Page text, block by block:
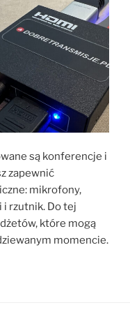
są konferencje i
zapewnić
mikrofony,
i rzutnik. Do tej
które mogą
momencie.